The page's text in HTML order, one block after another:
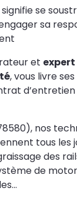
se
sa
et
, vous livre
nos
tous les
des
de